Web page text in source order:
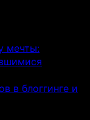
мечты:
в блоггинге и